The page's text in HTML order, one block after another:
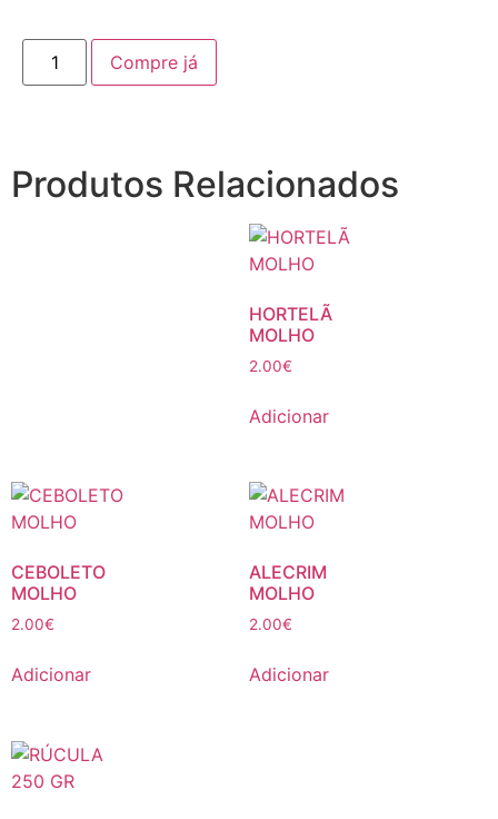
Compre já
Produtos Relacionados
HORTELÃ
MOLHO
2.00€
Adicionar
CEBOLETO
MOLHO
2.00€
Adicionar
ALECRIM
MOLHO
2.00€
Adicionar